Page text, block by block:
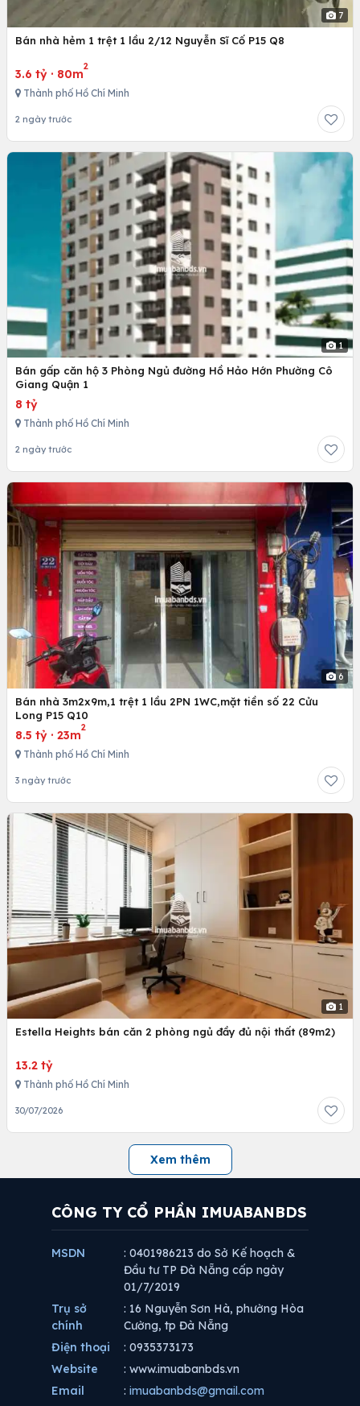
7
Bán nhà hẻm 1 trệt 1 lầu 2/12 Nguyễn Sĩ Cố P15 Q8
3.6 tỷ · 80m
2
Thành phố Hồ Chí Minh
2 ngày trước
1
Bán gấp căn hộ 3 Phòng Ngủ đường Hồ Hảo Hớn Phường Cô
Giang Quận 1
8 tỷ
Thành phố Hồ Chí Minh
2 ngày trước
6
Bán nhà 3m2x9m,1 trệt 1 lầu 2PN 1WC,mặt tiền số 22 Cửu
Long P15 Q10
8.5 tỷ · 23m
2
Thành phố Hồ Chí Minh
3 ngày trước
1
Estella Heights bán căn 2 phòng ngủ đầy đủ nội thất (89m2)
13.2 tỷ
Thành phố Hồ Chí Minh
30/07/2026
Xem thêm
CÔNG TY CỔ PHẦN IMUABANBDS
MSDN
: 0401986213 do Sở Kế hoạch &
Đầu tư TP Đà Nẵng cấp ngày
01/7/2019
Trụ sở
chính
: 16 Nguyễn Sơn Hà, phường Hòa
Cường, tp Đà Nẵng
Điện thoại
: 0935373173
Website
: www.imuabanbds.vn
Email
: imuabanbds@gmail.com